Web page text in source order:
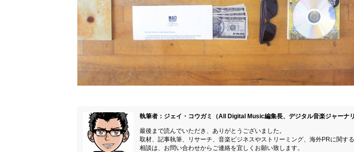
執筆者：ジェイ・コウガミ（All Digital Music編集長、デジタル音楽ジャーナリ
最後まで読んでいただき、ありがとうございました。
取材、記事執筆、リサーチ、音楽ビジネスやストリーミング、海外PRに関す
相談は、お問い合わせからご連絡を宜しくお願い致します。